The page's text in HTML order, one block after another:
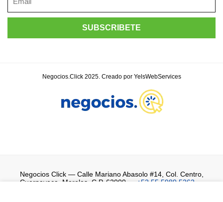
Negocios.Click 2025. Creado por YelsWebServices
Negocios Click— Calle Mariano Abasolo #14, Col. Centro,
Cuernavaca, Morelos, C.P. 62000 —
+52 55 5989 5262